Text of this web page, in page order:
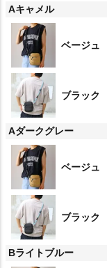
Aキャメル
ベージュ
ブラック
Aダークグレー
ベージュ
ブラック
Bライトブルー